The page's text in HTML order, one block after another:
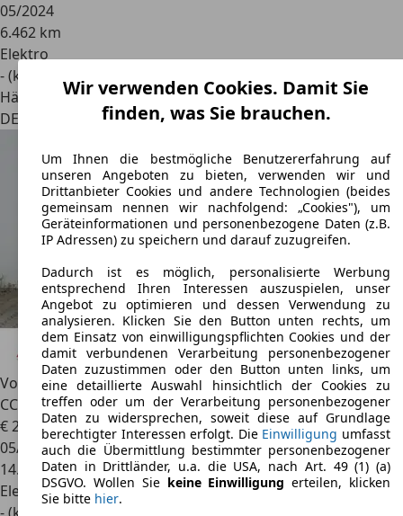
05/2024
6.462 km
Elektro
- (kWh/100 km)
Händler
DE 23879
Volkswagen e-up!Edition 32,3 kWh
CCS/Kamera/GRA/Maps+More
€ 24.8901
05/2024
14.511 km
Elektro
Wir verwenden Cookies. Damit Sie
finden, was Sie brauchen.
Um Ihnen die bestmögliche Benutzererfahrung auf
unseren Angeboten zu bieten, verwenden wir und
Drittanbieter Cookies und andere Technologien (beides
gemeinsam nennen wir nachfolgend: „Cookies"), um
Geräteinformationen und personenbezogene Daten (z.B.
IP Adressen) zu speichern und darauf zuzugreifen.
Dadurch ist es möglich, personalisierte Werbung
entsprechend Ihren Interessen auszuspielen, unser
Angebot zu optimieren und dessen Verwendung zu
analysieren. Klicken Sie den Button unten rechts, um
dem Einsatz von einwilligungspflichten Cookies und der
damit verbundenen Verarbeitung personenbezogener
Daten zuzustimmen oder den Button unten links, um
eine detaillierte Auswahl hinsichtlich der Cookies zu
treffen oder um der Verarbeitung personenbezogener
Daten zu widersprechen, soweit diese auf Grundlage
berechtigter Interessen erfolgt. Die Einwilligung umfasst
auch die Übermittlung bestimmter personenbezogener
Daten in Drittländer, u.a. die USA, nach Art. 49 (1) (a)
DSGVO. Wollen Sie keine Einwilligung erteilen, klicken
Sie bitte hier.